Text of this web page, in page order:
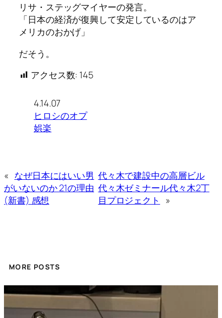
リサ・ステッグマイヤーの発言。
「日本の経済が復興して安定しているのはア
メリカのおかげ」
だそう。
アクセス数: 145
4.14.07
ヒロシのオプ
娯楽
« なぜ日本にはいい男
がいないのか 21の理由
(新書) 感想
代々木で建設中の高層ビル
代々木ゼミナール代々木2丁
目プロジェクト
»
MORE POSTS